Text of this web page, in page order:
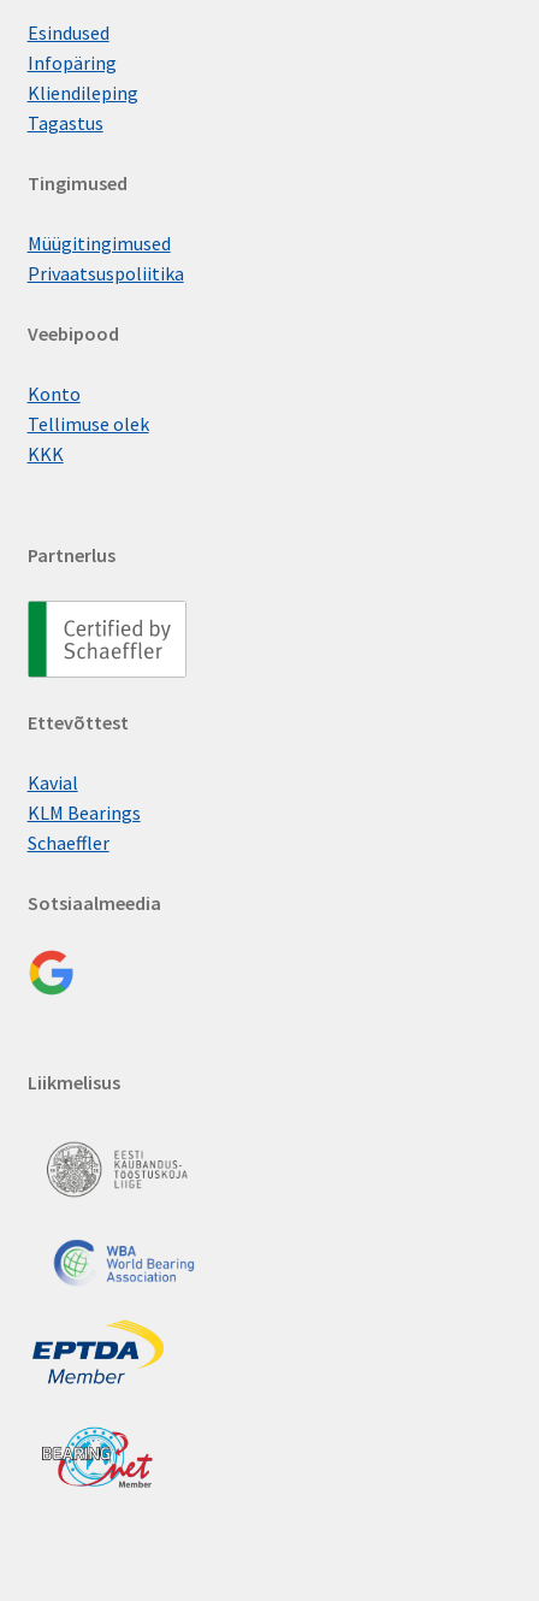
Esindused
Infopäring
Kliendileping
Tagastus
Tingimused
Müügitingimused
Privaatsuspoliitika
Veebipood
Konto
Tellimuse olek
KKK
Partnerlus
Ettevõttest
Kavial
KLM Bearings
Schaeffler
Sotsiaalmeedia
Liikmelisus